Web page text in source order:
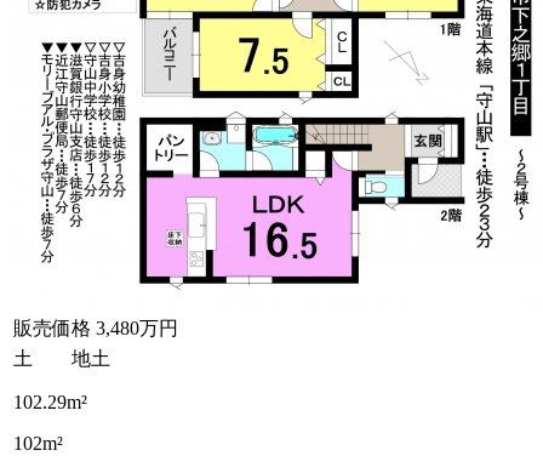
販売価格 3,480万円
土 地土
102.29m²
102m²